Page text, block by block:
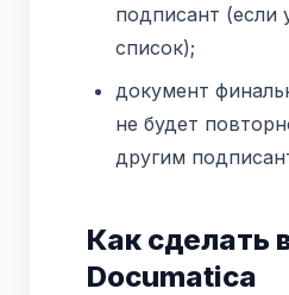
подписант (если
список);
документ
не будет
другим
Как сделать
Documatica